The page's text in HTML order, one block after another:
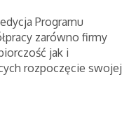
Programu
zarówno firmy
jak i
rozpoczęcie swojej